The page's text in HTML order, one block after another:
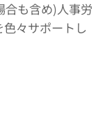
合も含め)人事労
々サポートし